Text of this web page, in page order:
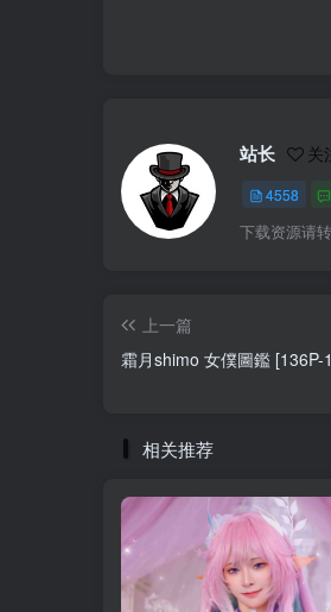
站长 关
4558
下载资源请
上一篇
霜月shimo 女僕圖鑑 [136P-
相关推荐